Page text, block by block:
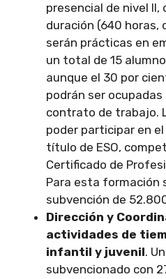
presencial de nivel II,
duración (640 horas,
serán prácticas en
un total de 15
aunque el 30 por
podrán ser
contrato de trabajo.
poder participar en
título de ESO,
Certificado de
Para esta formación
subvención de
Dirección y
actividades de
infantil y juvenil.
subvencionado con